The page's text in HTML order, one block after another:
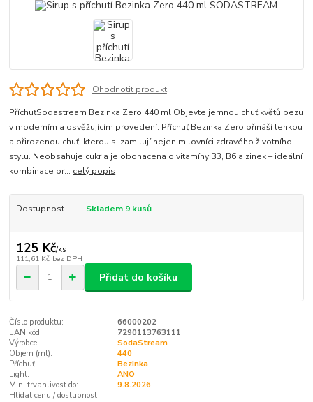
Ohodnotit produkt
PříchuťSodastream Bezinka Zero 440 ml Objevte jemnou chuť květů bezu
v moderním a osvěžujícím provedení. Příchuť Bezinka Zero přináší lehkou
a přirozenou chuť, kterou si zamilují nejen milovníci zdravého životního
stylu. Neobsahuje cukr a je obohacena o vitamíny B3, B6 a zinek – ideální
kombinace pr... celý popis
Dostupnost Skladem 9 kusů
125 Kč/ks
111,61 Kč bez DPH
Přidat do košíku
Číslo produktu:
66000202
EAN kód:
7290113763111
Výrobce:
SodaStream
Objem (ml):
440
Příchuť:
Bezinka
Light:
ANO
Min. trvanlivost do:
9.8.2026
Hlídat cenu / dostupnost